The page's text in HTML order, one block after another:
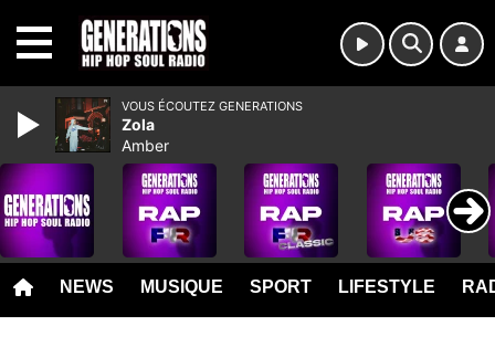
NEWS MUSIQUE SPORT LIFESTYLE
VOUS ÉCOUTEZ GENERATIONS
Zola
Amber